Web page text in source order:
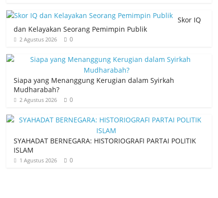
Skor IQ
dan Kelayakan Seorang Pemimpin Publik
2 Agustus 2026 0
Siapa yang Menanggung Kerugian dalam Syirkah
Mudharabah?
2 Agustus 2026 0
SYAHADAT BERNEGARA: HISTORIOGRAFI PARTAI POLITIK
ISLAM
1 Agustus 2026 0